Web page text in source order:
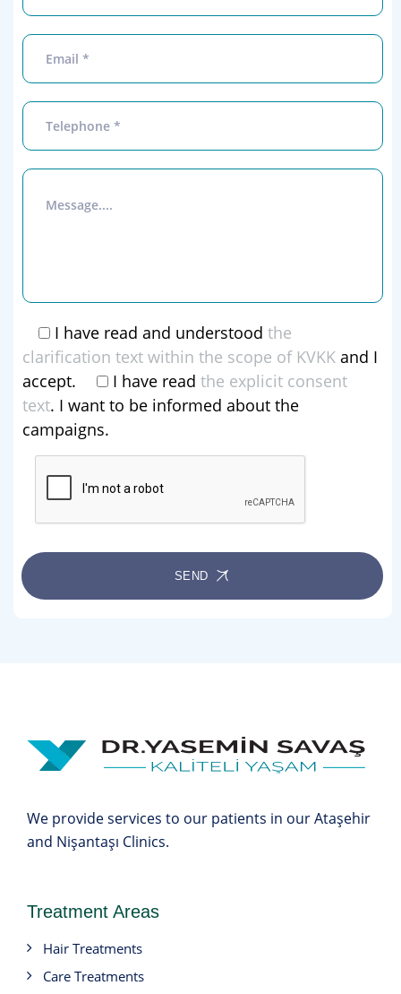
I have read and understood the
clarification text within the scope of KVKK and I
accept.
I have read the explicit consent
text. I want to be informed about the
campaigns.
SEND
We provide services to our patients in our Ataşehir
and Nişantaşı Clinics.
Treatment Areas
Hair Treatments
Care Treatments